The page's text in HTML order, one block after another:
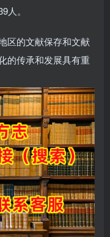
人。
区的文献保存和文献
的传承和发展具有重